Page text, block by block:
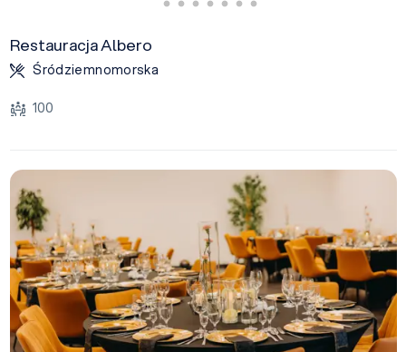
Restauracja Albero
Śródziemnomorska
100